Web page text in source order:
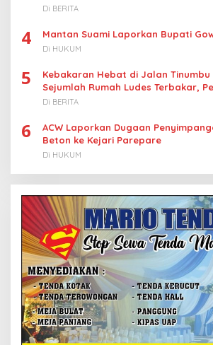
Di BERITA
4 Mantan Suami Laporkan Bupati
Di HUKUM
5
Kebakaran Hebat di Jalan Tinumbu
Sejumlah Rumah Ludes Terbakar,
Diselidiki
Di BERITA
6
ACW Laporkan Dugaan
Beton ke Kejari Parepare
Di HUKUM